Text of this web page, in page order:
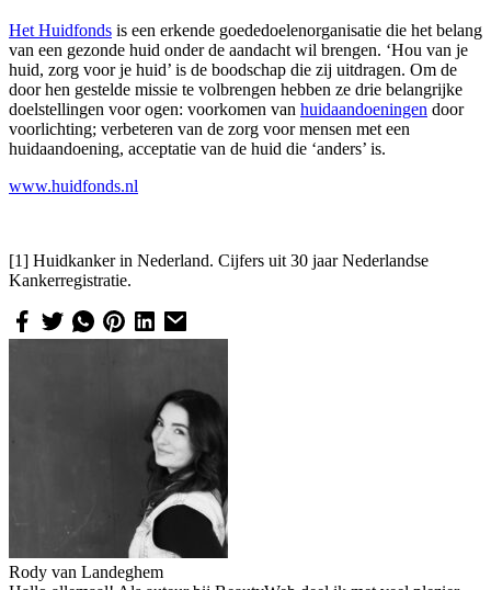
Het Huidfonds is een erkende goededoelenorganisatie die het belang
van een gezonde huid onder de aandacht wil brengen. ‘Hou van je
huid, zorg voor je huid’ is de boodschap die zij uitdragen. Om de
door hen gestelde missie te volbrengen hebben ze drie belangrijke
doelstellingen voor ogen: voorkomen van huidaandoeningen door
voorlichting; verbeteren van de zorg voor mensen met een
huidaandoening, acceptatie van de huid die ‘anders’ is.
www.huidfonds.nl
[1] Huidkanker in Nederland. Cijfers uit 30 jaar Nederlandse
Kankerregistratie.
Rody van Landeghem